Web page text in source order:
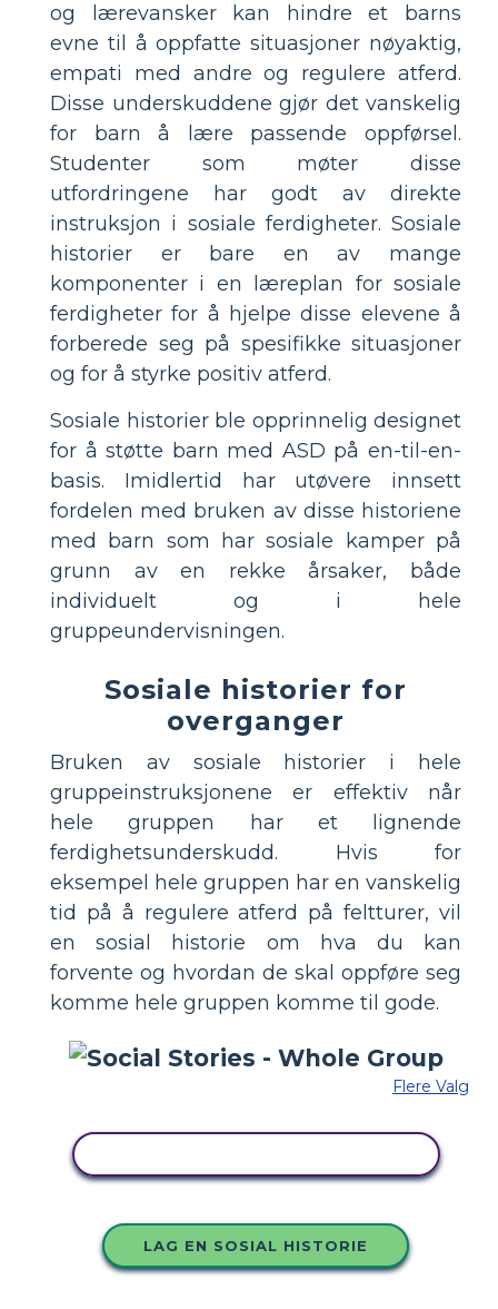
og lærevansker kan hindre et barns
evne til å oppfatte situasjoner nøyaktig,
empati med andre og regulere atferd.
Disse underskuddene gjør det vanskelig
for barn å lære passende oppførsel.
Studenter som møter disse
utfordringene har godt av direkte
instruksjon i sosiale ferdigheter. Sosiale
historier er bare en av mange
komponenter i en læreplan for sosiale
ferdigheter for å hjelpe disse elevene å
forberede seg på spesifikke situasjoner
og for å styrke positiv atferd.
Sosiale historier ble opprinnelig designet
for å støtte barn med ASD på en-til-en-
basis. Imidlertid har utøvere innsett
fordelen med bruken av disse historiene
med barn som har sosiale kamper på
grunn av en rekke årsaker, både
individuelt og i hele
gruppeundervisningen.
Sosiale historier for
overganger
Bruken av sosiale historier i hele
gruppeinstruksjonene er effektiv når
hele gruppen har et lignende
ferdighetsunderskudd. Hvis for
eksempel hele gruppen har en vanskelig
tid på å regulere atferd på feltturer, vil
en sosial historie om hva du kan
forvente og hvordan de skal oppføre seg
komme hele gruppen komme til gode.
Flere Valg
LAG EN SOSIAL HISTORIE